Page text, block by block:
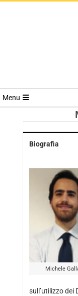
Menu
Biografia
Michele
sull’utilizzo dei